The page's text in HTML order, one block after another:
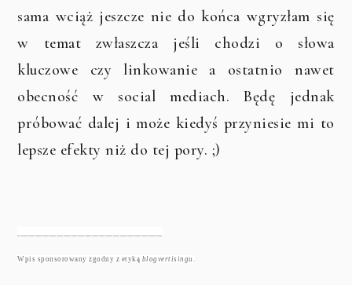
sama wciąż jeszcze nie do końca wgryzłam się
w temat zwłaszcza jeśli chodzi o słowa
kluczowe czy linkowanie a ostatnio nawet
obecność w social mediach. Będę jednak
próbować dalej i może kiedyś przyniesie mi to
lepsze efekty niż do tej pory. ;)
Wpis sponsorowany zgodny z etyką blogvertisingu.